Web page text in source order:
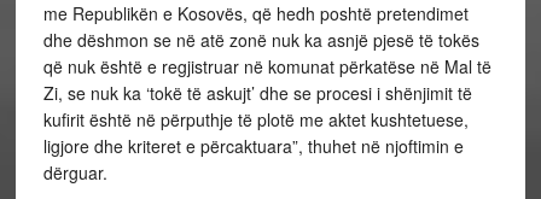
me Republikën e Kosovës, që hedh poshtë pretendimet
dhe dëshmon se në atë zonë nuk ka asnjë pjesë të tokës
që nuk është e regjistruar në komunat përkatëse në Mal të
Zi, se nuk ka ‘tokë të askujt’ dhe se procesi i shënjimit të
kufirit është në përputhje të plotë me aktet kushtetuese,
ligjore dhe kriteret e përcaktuara”, thuhet në njoftimin e
dërguar.